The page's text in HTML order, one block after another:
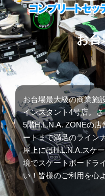
お台
お台場最大級の商業施
インスタント4号店。
5階H.L.N.A. ZONEの
ートまで満足のライン
屋上にはH.L.N.A.スケ
境でスケートボードラ
い！皆様のご利用を心